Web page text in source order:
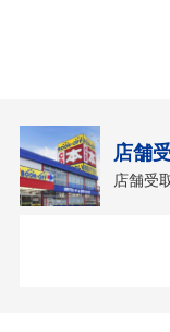
店舗
店舗受